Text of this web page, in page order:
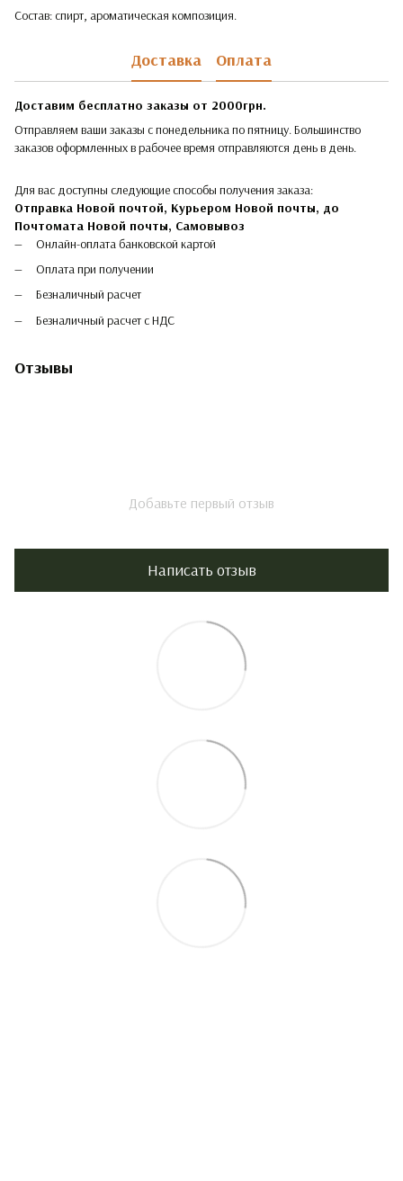
Состав: спирт, ароматическая композиция.
Доставка Оплата
Доставим бесплатно заказы от 2000грн.
Отправляем ваши заказы с понедельника по пятницу. Большинство
заказов оформленных в рабочее время отправляются день в день.
Для вас доступны следующие способы получения заказа:
Отправка Новой почтой, Курьером Новой почты, до
Почтомата Новой почты, Самовывоз
Онлайн-оплата банковской картой
Оплата при получении
Безналичный расчет
Безналичный расчет с НДС
Отзывы
Добавьте первый отзыв
Написать отзыв